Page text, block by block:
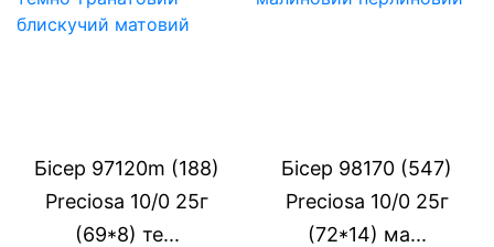
Бісер 97120m (188)
Preсiosa 10/0 25г
(69*8) те...
Бісер 98170 (547)
Preсiosa 10/0 25г
(72*14) ма...